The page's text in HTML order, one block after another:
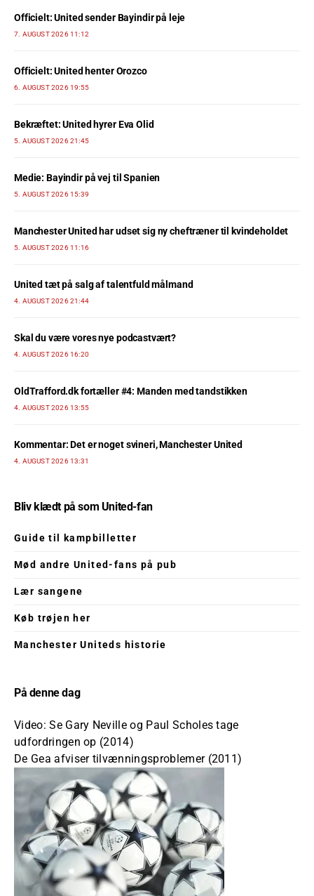
Officielt: United sender Bayindir på leje
7. AUGUST 2026 11:12
Officielt: United henter Orozco
6. AUGUST 2026 19:55
Bekræftet: United hyrer Eva Olid
5. AUGUST 2026 21:45
Medie: Bayindir på vej til Spanien
5. AUGUST 2026 15:39
Manchester United har udset sig ny cheftræner til kvindeholdet
5. AUGUST 2026 11:16
United tæt på salg af talentfuld målmand
4. AUGUST 2026 21:44
Skal du være vores nye podcastvært?
4. AUGUST 2026 16:20
OldTrafford.dk fortæller #4: Manden med tandstikken
4. AUGUST 2026 13:55
Kommentar: Det er noget svineri, Manchester United
4. AUGUST 2026 13:31
Bliv klædt på som United-fan
Guide til kampbilletter
Mød andre United-fans på pub
Lær sangene
Køb trøjen her
Manchester Uniteds historie
På denne dag
Video: Se Gary Neville og Paul Scholes tage
udfordringen op (2014)
De Gea afviser tilvænningsproblemer (2011)